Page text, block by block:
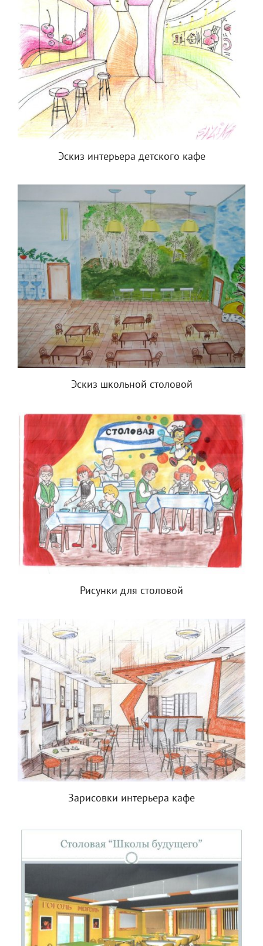
Эскиз интерьера детского кафе
Эскиз школьной столовой
Рисунки для столовой
Зарисовки интерьера кафе